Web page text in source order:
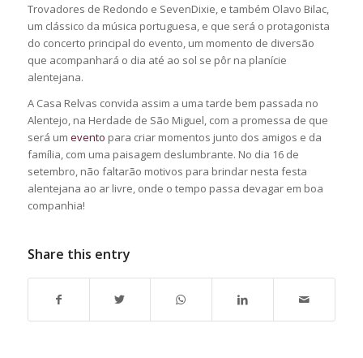
Trovadores de Redondo e SevenDixie, e também Olavo Bilac,
um clássico da música portuguesa, e que será o protagonista
do concerto principal do evento, um momento de diversão
que acompanhará o dia até ao sol se pôr na planície
alentejana.
A Casa Relvas convida assim a uma tarde bem passada no
Alentejo, na Herdade de São Miguel, com a promessa de que
será um evento para criar momentos junto dos amigos e da
família, com uma paisagem deslumbrante. No dia 16 de
setembro, não faltarão motivos para brindar nesta festa
alentejana ao ar livre, onde o tempo passa devagar em boa
companhia!
Share this entry